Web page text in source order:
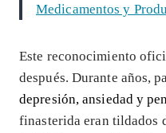
Medicamentos y
Este reconocimiento
después. Durante años,
depresión, ansiedad y
finasterida eran tildados